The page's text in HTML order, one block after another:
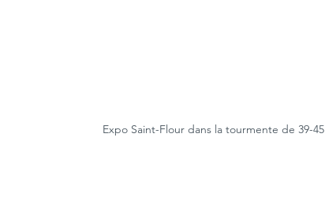
Expo Saint-Flour dans la tourmente de 39-45